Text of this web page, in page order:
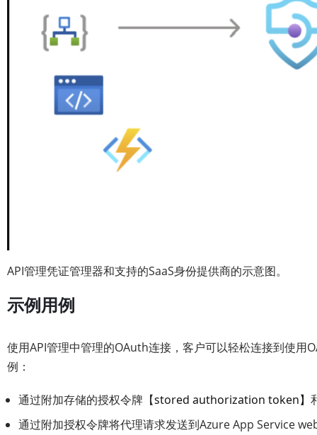
API管理凭证管理器和支持的SaaS身份提供商的示意图。
示例用例
使用API管理中管理的OAuth连接，客户可以轻松连接到使用
例：
通过附加存储的授权令牌【stored authorization token】
通过附加授权令牌将代理请求发送到Azure App Service